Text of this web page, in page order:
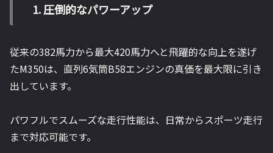
1. 圧倒的なパワーアップ
従来の382馬力から最大420馬力へと飛躍的な向上を遂げ
たM350は、直列6気筒B58エンジンの真価を最大限に引き
出しています。
パワフルでスムーズな走行性能は、日常からスポーツ走行
まで対応可能です。